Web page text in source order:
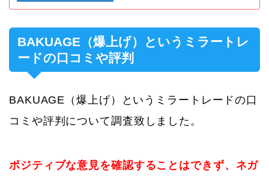
BAKUAGE（爆上げ）というミラートレ
ードの口コミや評判
BAKUAGE（爆上げ）というミラートレードの口
コミや評判について調査致しました。
ポジティブな意見を確認することはできず、ネガ